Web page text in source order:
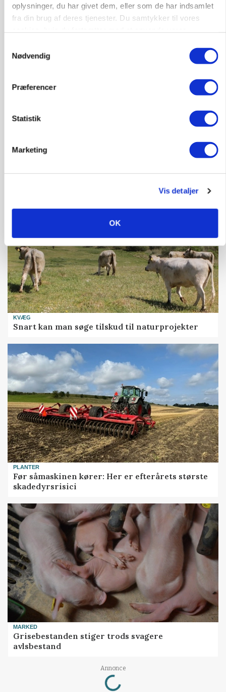
oplysninger, du har givet dem, eller som de har indsamlet
fra din brug af deres tjenester. Du samtykker til vores
Nødvendig
Præferencer
Statistik
Marketing
Vis detaljer
OK
»Nu stopper I«: Landbrugsdebattør og
POLITIK
Folketinget behandler ny gødskningslov: Sådan
Loading...
KVÆG
Snart kan man søge tilskud til naturprojekter
PLANTER
Før såmaskinen kører: Her er efterårets største
skadedyrsrisici
MARKED
Grisebestanden stiger trods svagere
avlsbestand
Annonce
Loading...